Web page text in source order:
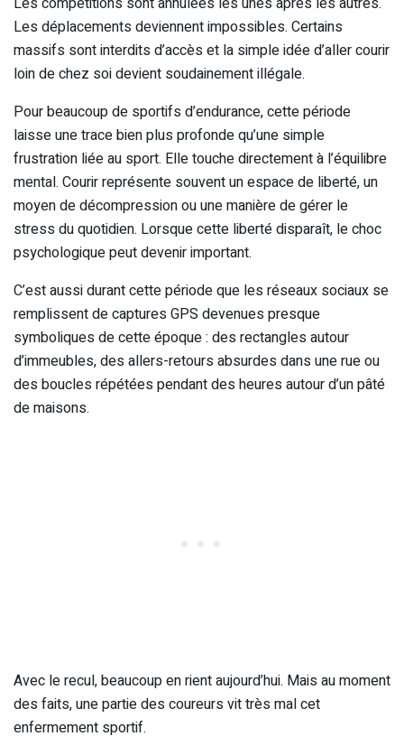
Les déplacements deviennent impossibles. Certains
massifs sont interdits d’accès et la simple idée d’aller courir
loin de chez soi devient soudainement illégale.
Pour beaucoup de sportifs d’endurance, cette période
laisse une trace bien plus profonde qu’une simple
frustration liée au sport. Elle touche directement à l’équilibre
mental. Courir représente souvent un espace de liberté, un
moyen de décompression ou une manière de gérer le
stress du quotidien. Lorsque cette liberté disparaît, le choc
psychologique peut devenir important.
C’est aussi durant cette période que les réseaux sociaux se
remplissent de captures GPS devenues presque
symboliques de cette époque : des rectangles autour
d’immeubles, des allers-retours absurdes dans une rue ou
des boucles répétées pendant des heures autour d’un pâté
de maisons.
Avec le recul, beaucoup en rient aujourd’hui. Mais au moment
des faits, une partie des coureurs vit très mal cet
enfermement sportif.